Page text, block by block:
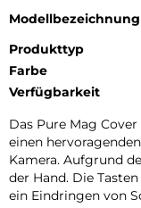
Modellbezeichnung
Produkttyp
Farbe
Verfügbarkeit
Das Pure Mag
einen
Kamera. Aufgrund
der Hand. Die
ein Eindringen von